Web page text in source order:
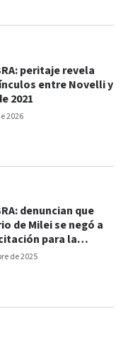
2026
peritaje revela
entre Novelli y
2021
de 2025
denuncian que
de Milei se negó a
para la